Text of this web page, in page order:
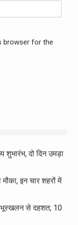
browser for the
शुभारंभ, दो दिन उमड़ा
इन चार शहरों में
भूस्खलन से दहशत; 10